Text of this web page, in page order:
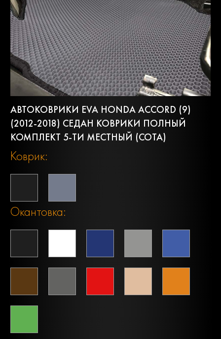
АВТОКОВРИКИ EVA HONDA ACCORD (9)
(2012-2018) СЕДАН КОВРИКИ ПОЛНЫЙ
КОМПЛЕКТ 5-ТИ МЕСТНЫЙ (СОТА)
Коврик:
Окантовка: